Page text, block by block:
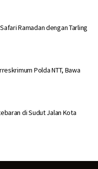
Ramadan dengan Tarling
Polda NTT, Bawa
di Sudut Jalan Kota